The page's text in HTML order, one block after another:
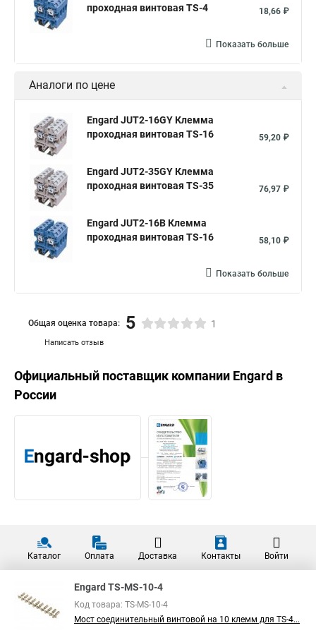
проходная винтовая TS-4
18,66 ₽
Показать больше
Аналоги по цене
Engard JUT2-16GY Клемма
проходная винтовая TS-16
59,20 ₽
Engard JUT2-35GY Клемма
проходная винтовая TS-35
76,97 ₽
Engard JUT2-16B Клемма
проходная винтовая TS-16
58,10 ₽
Показать больше
Написать отзыв
Общая оценка товара: 5 1
Официальный поставщик компании Engard в
России
Каталог Оплата Доставка Контакты Войти
Engard TS-MS-10-4
Код товара: TS-MS-10-4
Мост соединительный винтовой на 10 клемм для TS-4...